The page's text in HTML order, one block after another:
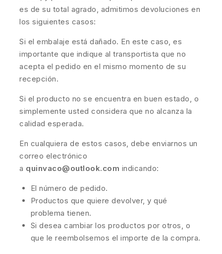
es de su total agrado, admitimos devoluciones en
los siguientes casos:
Si el embalaje está dañado. En este caso, es
importante que indique al transportista que no
acepta el pedido en el mismo momento de su
recepción.
Si el producto no se encuentra en buen estado, o
simplemente usted considera que no alcanza la
calidad esperada.
En cualquiera de estos casos, debe enviarnos un
correo electrónico
a quinvaco@outlook.com indicando:
El número de pedido.
Productos que quiere devolver, y qué
problema tienen.
Si desea cambiar los productos por otros, o
que le reembolsemos el importe de la compra.